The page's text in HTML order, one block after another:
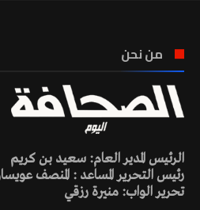
من نحن
الرئيس المدير العام: سعيد بن كريم
رئيس التحرير المساعد : المنصف
تحرير الواب: منيرة رزقي